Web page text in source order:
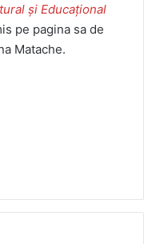
și Educațional
pe pagina sa de
Matache.